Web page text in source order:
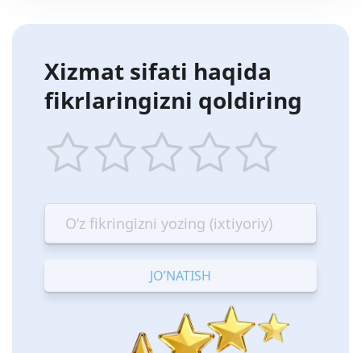
Xizmat sifati haqida
fikrlaringizni qoldiring
star
Terrible
stars
—
Bad
stars
—
OK
stars
—
Good
stars
—
Excellent